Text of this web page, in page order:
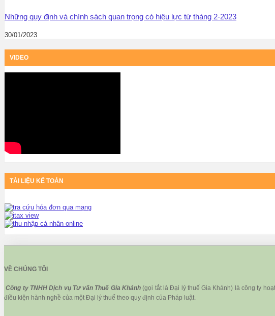
Những quy định và chính sách quan trọng có hiệu lực từ tháng 2-2023
30/01/2023
VIDEO
TÀI LIỆU KẾ TOÁN
VỀ CHÚNG TÔI
Công ty TNHH Dịch vụ Tư vấn Thuế Gia Khánh (gọi tắt là Đại lý thuế Gia Khánh) là công ty
điều kiện hành nghề của một Đại lý thuế theo quy định của Pháp luật.